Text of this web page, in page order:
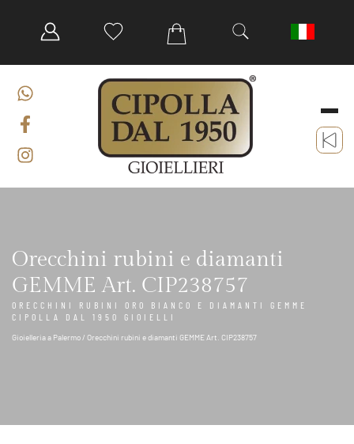
Orecchini rubini e diamanti
GEMME Art. CIP238757
ORECCHINI RUBINI ORO BIANCO E DIAMANTI GEMME
CIPOLLA DAL 1950 GIOIELLI
Gioielleria a Palermo / Orecchini rubini e diamanti GEMME Art. CIP238757